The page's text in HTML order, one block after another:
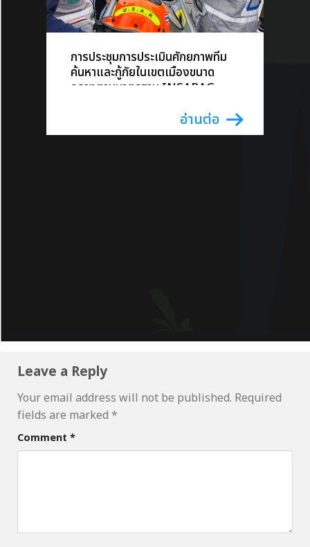
การประชุมการประเมินศักยภาพทีม
ค้นหาและกู้ภัยในเขตเมืองขนาด
กลางตามมาตรฐาน INSARAG
Leave a Reply
Your email address will not be published. Required
fields are marked *
Comment *